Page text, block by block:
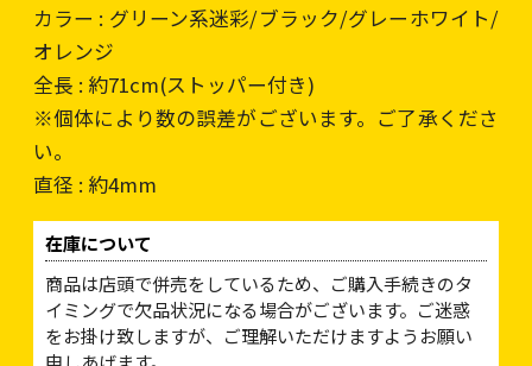
カラー : グリーン系迷彩/ブラック/グレーホワイト/
オレンジ
全長 : 約71cm(ストッパー付き)
※個体により数の誤差がございます。ご了承くださ
い。
直径 : 約4mm
在庫について
商品は店頭で併売をしているため、ご購入手続きのタ
イミングで欠品状況になる場合がございます。ご迷惑
をお掛け致しますが、ご理解いただけますようお願い